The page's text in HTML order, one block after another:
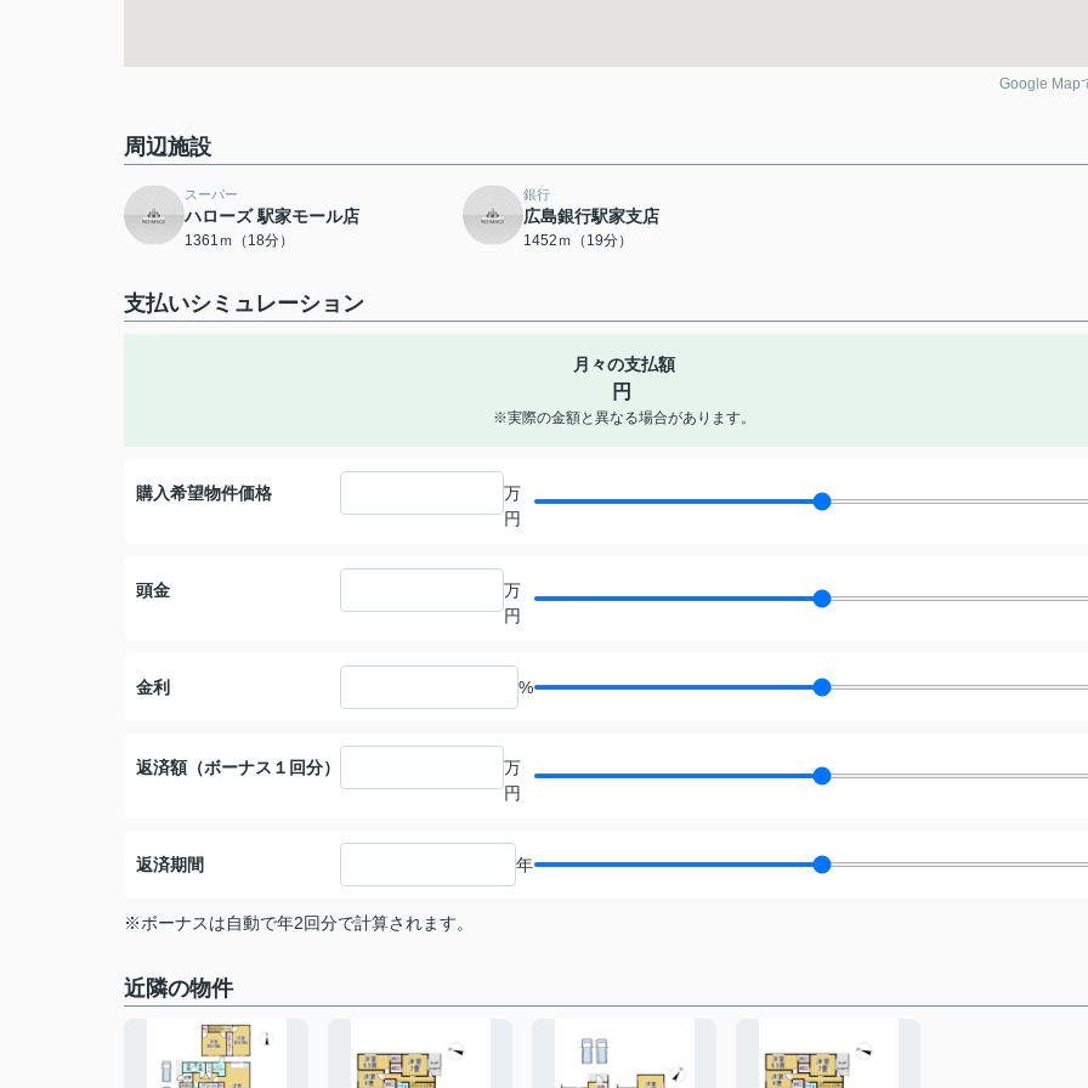
Google Map
周辺施設
スーパー
ハローズ 駅家モール店
1361ｍ（18分）
銀行
広島銀行駅家支店
1452ｍ（19分）
支払いシミュレーション
月々の支払額
円
※実際の金額と異なる場合があります。
購入希望物件価格
万
円
頭金
万
円
金利 %
返済額（ボーナス１回分）
万
円
返済期間 年
※ボーナスは自動で年2回分で計算されます。
近隣の物件